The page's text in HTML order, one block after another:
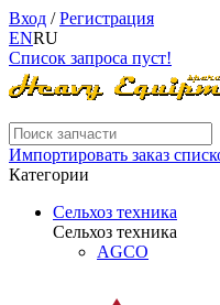
Вход /Регистрация
ENRU
Список запроса пуст!
Импортировать заказ
Категории
Сельхоз техника
Сельхоз техника
AGCO